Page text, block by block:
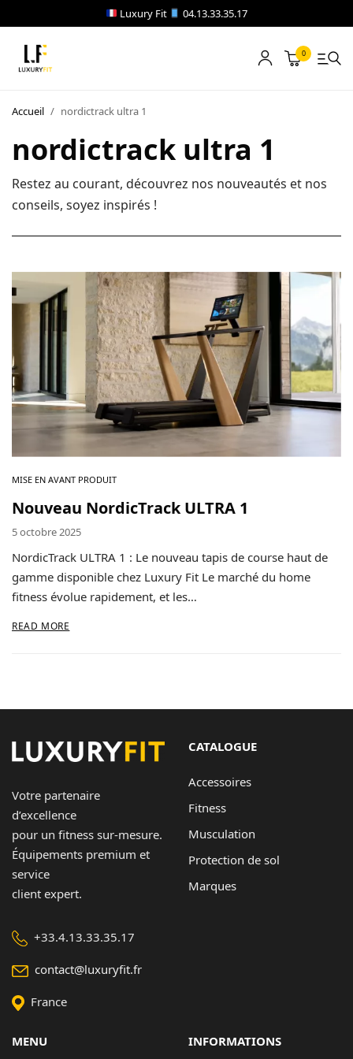
Luxury Fit 04.13.33.35.17
0
Accueil / nordictrack ultra 1
nordictrack ultra 1
Restez au courant, découvrez nos nouveautés et nos
conseils, soyez inspirés !
MISE EN AVANT PRODUIT
Nouveau NordicTrack ULTRA 1
5 octobre 2025
NordicTrack ULTRA 1 : Le nouveau tapis de course haut de
gamme disponible chez Luxury Fit Le marché du home
fitness évolue rapidement, et les…
READ MORE
Votre partenaire
d’excellence
pour un fitness sur-mesure.
Équipements premium et
service
client expert.
+33.4.13.33.35.17
contact@luxuryfit.fr
France
CATALOGUE
Accessoires
Fitness
Musculation
Protection de sol
Marques
MENU INFORMATIONS
LOCATION
NOTRE CATALOGUE
A PROPOS
CONTACT
Blog
Boutique
Contact
Copyright © 2024 Luxury Fit. All rights reserved.